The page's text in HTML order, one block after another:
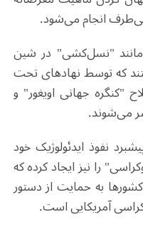
انجام می‌شود.
مانند "نسل‌کشی" در شین
که توسط نهادهای تحت
"کنگره جهانی اویغور" و
می‌شوند.
نفوذ ایدئولوژیک خود
را نیز ایجاد کرده که
به حمایت از دستور
آمریکایی است.